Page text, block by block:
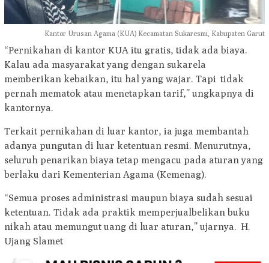
Kantor Urusan Agama (KUA) Kecamatan Sukaresmi, Kabupaten Garut
“Pernikahan di kantor KUA itu gratis, tidak ada biaya.
Kalau ada masyarakat yang dengan sukarela
memberikan kebaikan, itu hal yang wajar. Tapi tidak
pernah mematok atau menetapkan tarif,” ungkapnya di
kantornya.
Terkait pernikahan di luar kantor, ia juga membantah
adanya pungutan di luar ketentuan resmi. Menurutnya,
seluruh penarikan biaya tetap mengacu pada aturan yang
berlaku dari Kementerian Agama (Kemenag).
“Semua proses administrasi maupun biaya sudah sesuai
ketentuan. Tidak ada praktik memperjualbelikan buku
nikah atau memungut uang di luar aturan,” ujarnya. H.
Ujang Slamet